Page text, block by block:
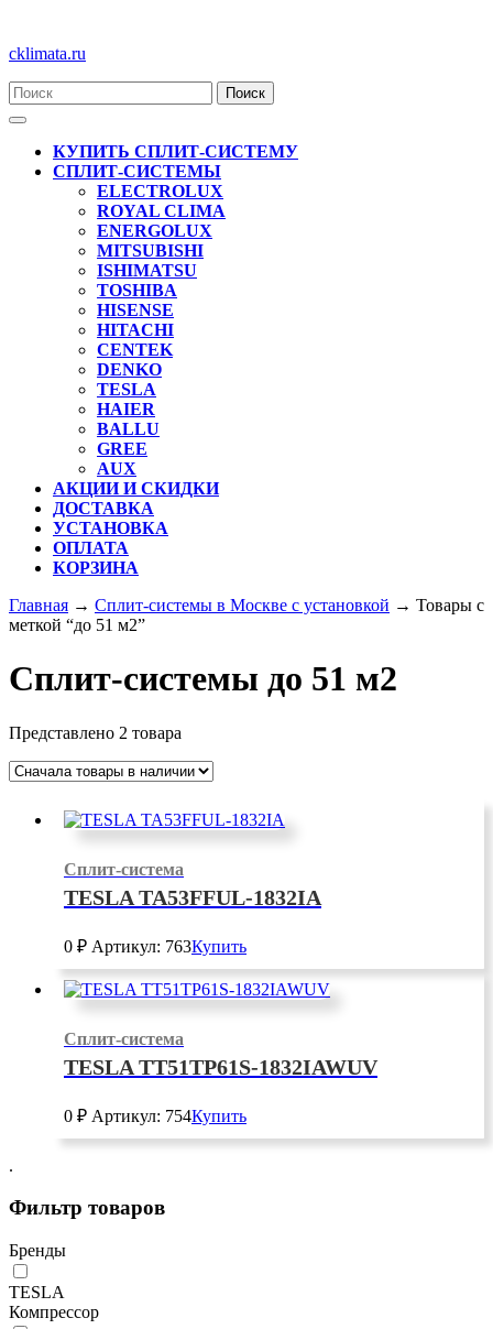
Перейти
содержимому
cklimata.ru
Кнопка
ОткрытьКУПИТЬ СПЛИТ-СИСТЕМУ
СПЛИТ-СИСТЕМЫ
ELECTROLUX
ROYAL CLIMA
ENERGOLUX
MITSUBISHI
ISHIMATSU
TOSHIBA
HISENSE
HITACHI
CENTEK
DENKO
TESLA
HAIER
BALLU
GREE
AUX
АКЦИИ И СКИДКИ
ДОСТАВКА
УСТАНОВКА
ОПЛАТА
КОРЗИНА
КНОПКА
ЗАКРЫТЬ
Главная → Сплит-системы в Москве с установкой → Товары с
меткой “до 51 м2”
Сплит-системы до 51 м2
Представлено 2 товара
Сплит-система
TESLA TA53FFUL-1832IA
0 ₽ Артикул: 763Купить
Сплит-система
TESLA TT51TP61S-1832IAWUV
0 ₽ Артикул: 754Купить
.
Фильтр товаров
Бренды
TESLA
Компрессор